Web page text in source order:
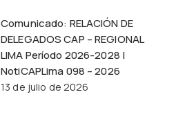
Comunicado: RELACIÓN DE
DELEGADOS CAP – REGIONAL
LIMA Período 2026-2028 |
NotiCAPLima 098 – 2026
13 de julio de 2026